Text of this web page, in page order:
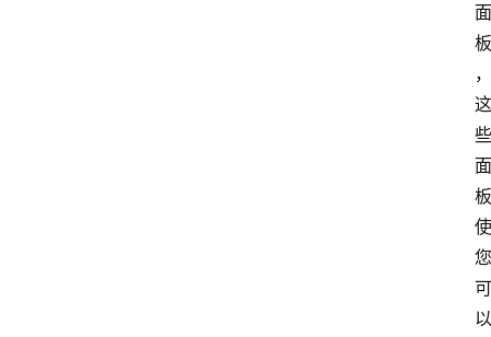
面
板
，
这
些
面
板
使
您
可
以